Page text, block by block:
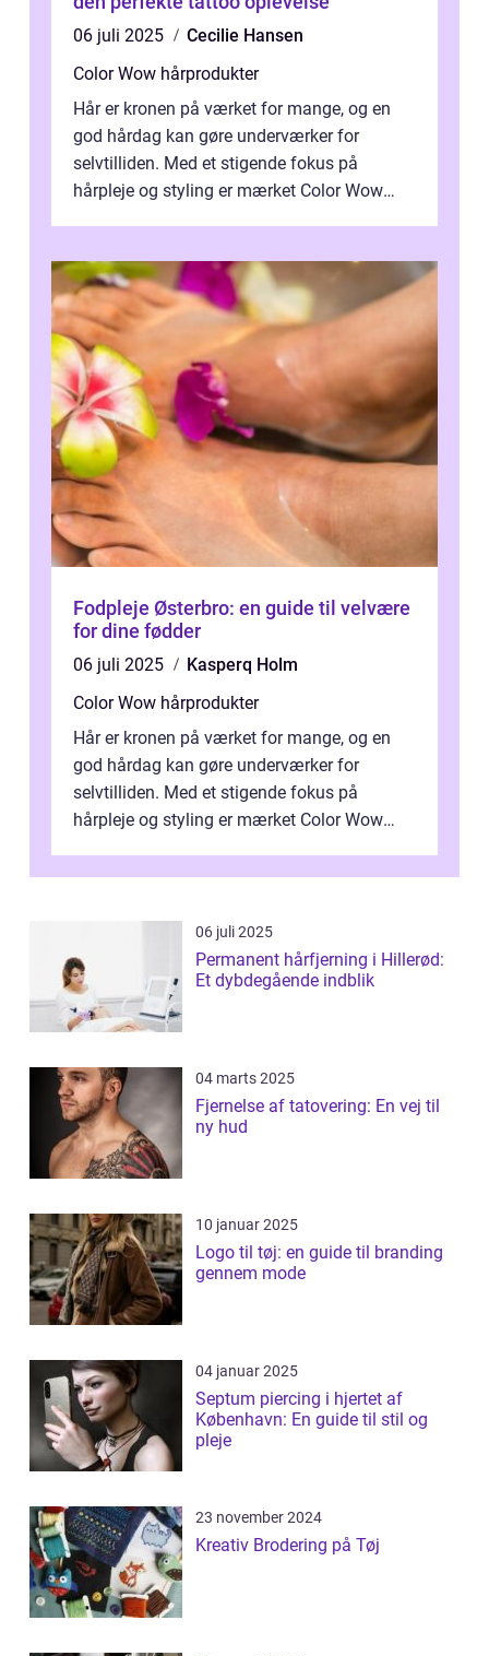
06 juli 2025
Cecilie Hansen
Color Wow hårprodukter
Hår er kronen på værket for mange, og en
god hårdag kan gøre underværker for
selvtilliden. Med et stigende fokus på
hårpleje og styling er mærket Color Wow
Fodpleje Østerbro: en guide til velvære
for dine fødder
06 juli 2025
Kasperq Holm
Color Wow hårprodukter
Hår er kronen på værket for mange, og en
god hårdag kan gøre underværker for
selvtilliden. Med et stigende fokus på
hårpleje og styling er mærket Color Wow
innova...
06 juli 2025
Permanent hårfjerning i Hillerød:
Et dybdegående indblik
04 marts 2025
Fjernelse af tatovering: En vej til
ny hud
10 januar 2025
Logo til tøj: en guide til branding
gennem mode
04 januar 2025
Septum piercing i hjertet af
København: En guide til stil og
pleje
23 november 2024
Kreativ Brodering på Tøj